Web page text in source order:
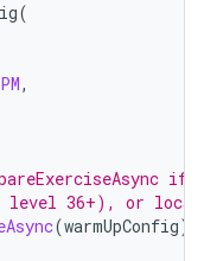
(
,
if
36+), or
(warmUpConfig).